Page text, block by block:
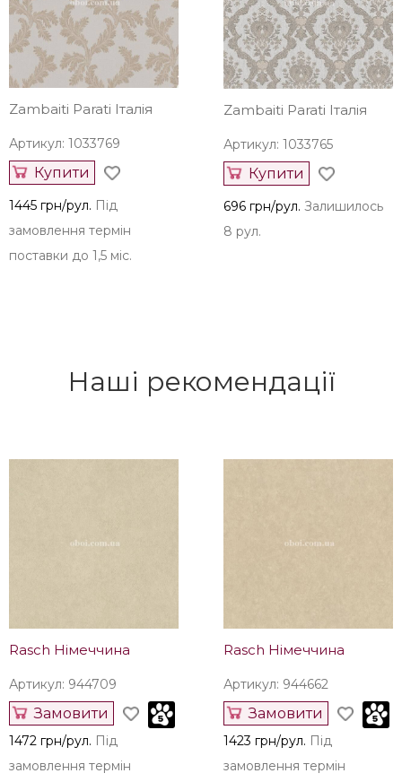
Zambaiti Parati Італія
Артикул: 1033769
Купити
1445 грн/рул. Під
замовлення термін
поставки до 1,5 міс.
Zambaiti Parati Італія
Артикул: 1033765
Купити
696 грн/рул. Залишилось
8 рул.
Наші рекомендації
Rasch Німеччина
Артикул: 944709
Замовити
1472 грн/рул. Під
замовлення термін
Rasch Німеччина
Артикул: 944662
Замовити
1423 грн/рул. Під
замовлення термін